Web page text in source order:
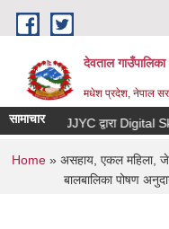
Skip to main content
देवताल गाउँपालिका
मधेश प्रदेश, नेपाल
सामाचार JJYC द्वारा Digital
You are here
Home» असहाय, एकल महिला,
बालबालिका पोषण